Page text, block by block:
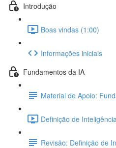
Introdução
Boas vindas (1:00)
Informações iniciais
Fundamentos da IA
Material de Apoio:
Definição de
Revisão: Definição de